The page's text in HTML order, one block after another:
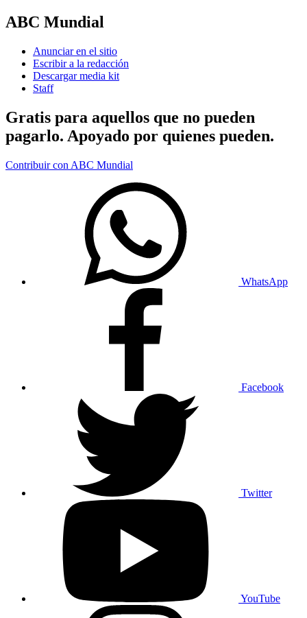
ABC Mundial
Anunciar en el sitio
Escribir a la redacción
Descargar media kit
Staff
Gratis para aquellos que no pueden
pagarlo. Apoyado por quienes pueden.
Contribuir con ABC Mundial
WhatsApp
Facebook
Twitter
YouTube